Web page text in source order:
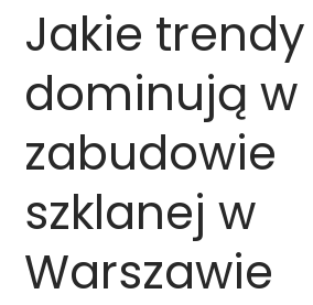
Jakie trendy
dominują w
zabudowie
szklanej w
Warszawie